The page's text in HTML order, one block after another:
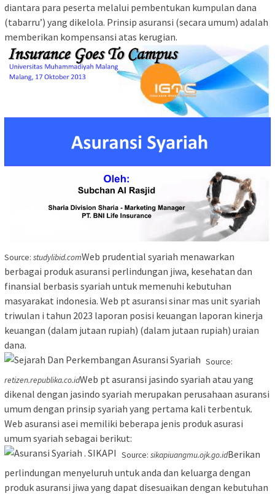
diantara para peserta melalui pembentukan kumpulan dana
(tabarru’) yang dikelola. Prinsip asuransi (secara umum) adalah
memberikan kompensansi atas kerugian.
Source: studylibid.comWeb prudential syariah menawarkan
berbagai produk asuransi perlindungan jiwa, kesehatan dan
finansial berbasis syariah untuk memenuhi kebutuhan
masyarakat indonesia. Web pt asuransi sinar mas unit syariah
triwulan i tahun 2023 laporan posisi keuangan laporan kinerja
keuangan (dalam jutaan rupiah) (dalam jutaan rupiah) uraian
dana.
Source:
retizen.republika.co.idWeb pt asuransi jasindo syariah atau yang
dikenal dengan jasindo syariah merupakan perusahaan asuransi
umum dengan prinsip syariah yang pertama kali terbentuk.
Web asuransi asei memiliki beberapa jenis produk asurasi
umum syariah sebagai berikut:
Source: sikapiuangmu.ojk.go.idBerikan
perlindungan menyeluruh untuk anda dan keluarga dengan
produk asuransi jiwa yang dapat disesuaikan dengan kebutuhan